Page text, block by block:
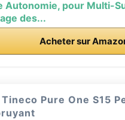
Autonomie, pour Multi-
des...
Acheter sur
Pure One S15